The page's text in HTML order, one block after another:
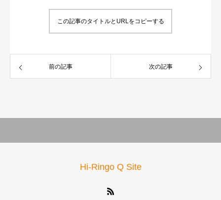
この記事のタイトルとURLをコピーする
前の記事 次の記事
Hi-Ringo Q Site